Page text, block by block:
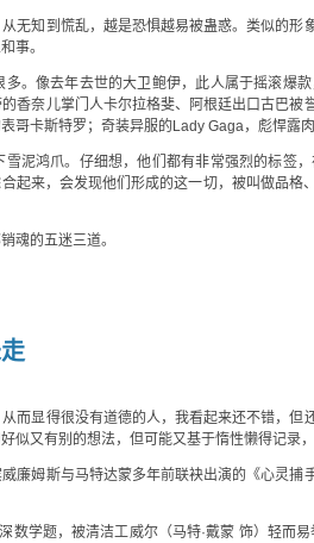
无知到慌乱，越是恐惧越易被蛊惑。类似的
事。
。像去年去世的大卫鲍伊，此人属于摇滚爆
香奈儿掌门人卡尔拉格斐、阿根廷出口古巴
哥卡斯特罗；奇装异服的Lady Gaga，彪悍露
泥鸿爪。仔细想，他们都有非常强烈的标签
起来，会发现他们形成的这一切，被叫做品
魂的五迷三道。
而显得很没有道德的人，我看起来还不错，
似又有别的想法，但可能又基于惰性懒得记录
廉姆斯与马特达蒙多年前联袂出演的《心灵
数学题，被清洁工威尔（马特·戴蒙 饰）轻而